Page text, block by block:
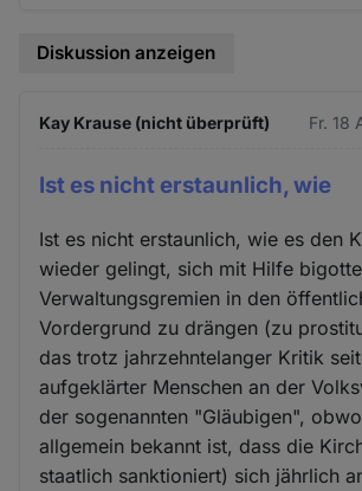
Diskussion anzeigen
Kay Krause (nicht überprüft) Fr. 18
Ist es nicht erstaunlich, wie
Ist es nicht erstaunlich, wie es den
wieder gelingt, sich mit Hilfe
Verwaltungsgremien in den
Vordergrund zu drängen (zu
das trotz jahrzehntelanger Kritik
aufgeklärter Menschen an der
der sogenannten "Gläubigen",
allgemein bekannt ist, dass die
staatlich sanktioniert) sich jährlich